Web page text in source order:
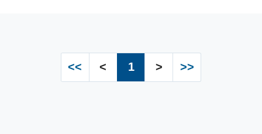
<< < 1 > >>